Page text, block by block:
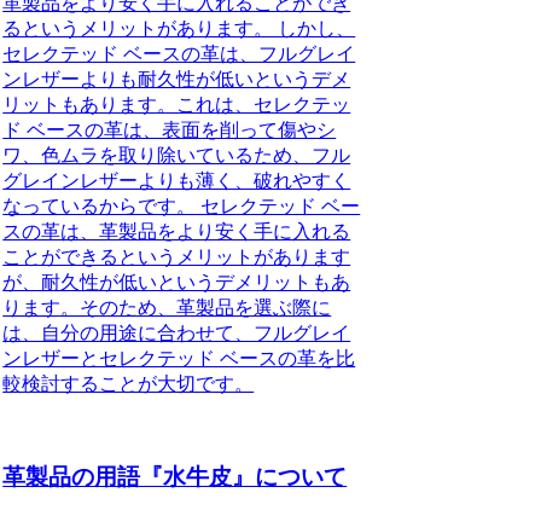
るというメリットがあります。 しかし、
セレクテッド ベースの革は、フルグレイ
ンレザーよりも耐久性が低いというデメ
リットもあります。これは、セレクテッ
ド ベースの革は、表面を削って傷やシ
ワ、色ムラを取り除いているため、フル
グレインレザーよりも薄く、破れやすく
なっているからです。 セレクテッド ベー
スの革は、革製品をより安く手に入れる
ことができるというメリットがあります
が、耐久性が低いというデメリットもあ
ります。そのため、革製品を選ぶ際に
は、自分の用途に合わせて、フルグレイ
ンレザーとセレクテッド ベースの革を比
較検討することが大切です。
革製品の用語『水牛皮』について